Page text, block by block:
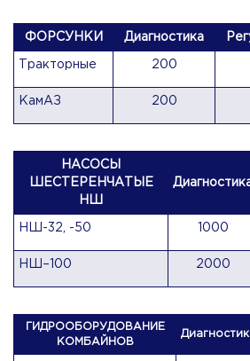
ФОРСУНКИ Диагностика
Тракторные 200
КамАЗ 200
НАСОСЫ
ШЕСТЕРЕНЧАТЫЕ
НШ
НШ-32, -50 1000
НШ–100 2000
ГИДРООБОРУДОВАНИЕ
КОМБАЙНОВ